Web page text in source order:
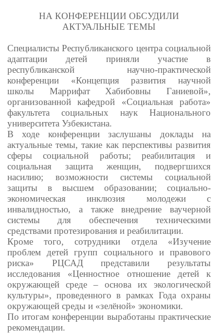
НА КОНФЕРЕНЦИИ ОБСУДИЛИ
АКТУАЛЬНЫЕ ТЕМЫ
Специалисты Республиканского центра социальной
адаптации детей приняли участие в
республиканской научно-практической
конференции «Концепция развития научной
школы Маррифат Хабибовны Ганиевой»,
организованной кафедрой «Социальная работа»
факультета социальных наук Национального
университета Узбекистана.
В ходе конференции заслушаны доклады на
актуальные темы, такие как перспективы развития
сферы социальной работы; реабилитация и
социальная защита женщин, подвергшихся
насилию; возможности системы социальной
защиты в высшем образовании; социально-
экономическая инклюзия молодежи с
инвалидностью, а также внедрение ваучерной
системы для обеспечения техническими
средствами протезирования и реабилитации.
Кроме того, сотрудники отдела «Изучение
проблем детей групп социального и правового
риска» РЦСАД представили результаты
исследования «Ценностное отношение детей к
окружающей среде – основа их экологической
культуры», проведенного в рамках Года охраны
окружающей среды и «зелёной» экономики.
По итогам конференции выработаны практические
рекомендации.